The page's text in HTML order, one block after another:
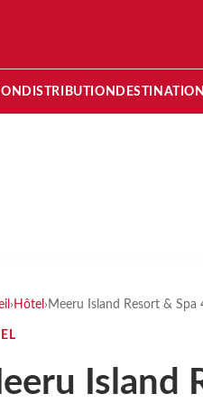
DISTRIBUTION DESTINATION
› Hôtel › Meeru Island Resort & Spa
Island